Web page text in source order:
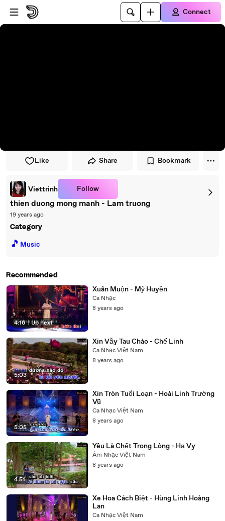
Skip to player
Skip to main content
Connect
Like Share Bookmark
Viettrinh Follow
thien duong mong manh - Lam truong
19 years ago
Category
🎵 Music
Recommended
4:16 | Up next
Xuân Muộn - Mỹ Huyền
Ca Nhạc
8 years ago
5:03
Xin Vẫy Tau Chào - Chế Linh
Ca Nhạc Việt Nam
8 years ago
5:05
Xin Tròn Tuổi Loạn - Hoài Linh Trường
Vũ
Ca Nhạc Việt Nam
8 years ago
4:51
Yêu Là Chết Trong Lòng - Hạ Vy
Âm Nhạc Việt Nam
8 years ago
Xe Hoa Cách Biệt - Hùng Linh Hoàng
Lan
Ca Nhạc Việt Nam